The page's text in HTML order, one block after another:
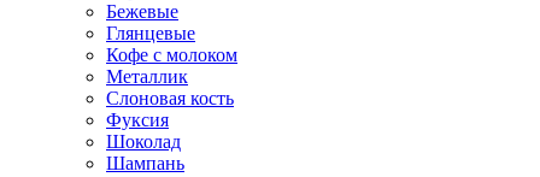
Бежевые
Глянцевые
Кофе с молоком
Металлик
Слоновая кость
Фуксия
Шоколад
Шампань